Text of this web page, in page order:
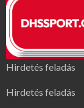
Hirdetés feladás
Hirdetés feladás